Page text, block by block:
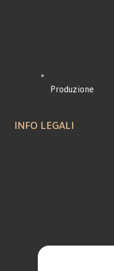
Produzione
INFO LEGALI